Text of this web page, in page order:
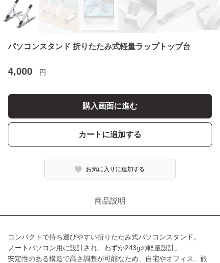
パソコンスタンド 折りたたみ式軽量ラップトップ台
4,000 円
購入画面に進む
カートに追加する
お気に入りに追加する
商品説明
コンパクトで持ち運びやすい折りたたみ式パソコンスタンド。
ノートパソコン用に設計され、わずか243gの軽量設計。
安定性のある構造で高さ調整が可能なため、自宅やオフィス、旅